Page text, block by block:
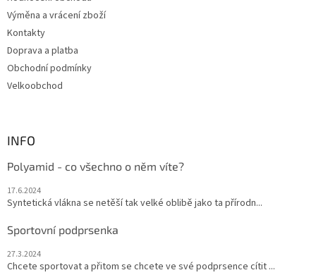
Výměna a vrácení zboží
Kontakty
Doprava a platba
Obchodní podmínky
Velkoobchod
INFO
Polyamid - co všechno o něm víte?
17.6.2024
Syntetická vlákna se netěší tak velké oblibě jako ta přírodn...
Sportovní podprsenka
27.3.2024
Chcete sportovat a přitom se chcete ve své podprsence cítit ...